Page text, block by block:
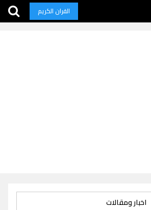
القران الكريم
اخبار ومقالات